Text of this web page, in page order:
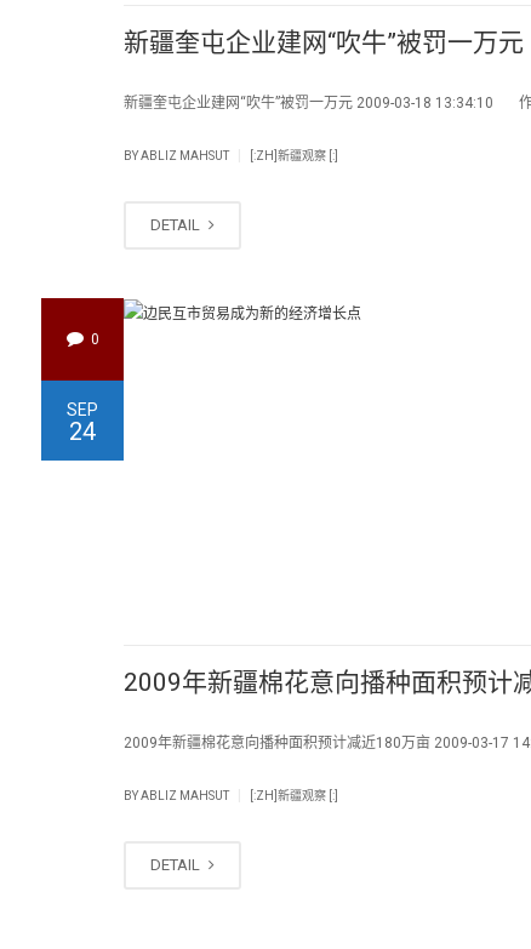
新疆奎屯企业建网“吹牛”被罚一万元
新疆奎屯企业建网“吹牛”被罚一万元 2009-03-18 13:34:10
BYABLIZ MAHSUT [:ZH]新疆观察 [:]
DETAIL
0
SEP
24
2009年新疆棉花意向播种面积预计
2009年新疆棉花意向播种面积预计减近180万亩 2009-03-
BYABLIZ MAHSUT [:ZH]新疆观察 [:]
DETAIL